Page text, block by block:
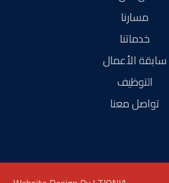
مسارنا
خدماتنا
سابقة الأعمال
التوظيف
تواصل معنا